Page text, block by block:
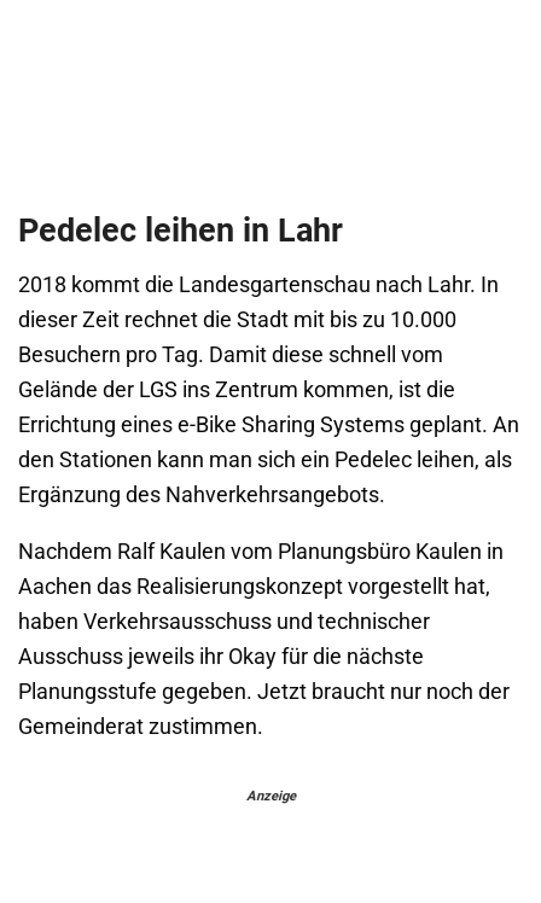
Pedelec leihen in Lahr
2018 kommt die Landesgartenschau nach Lahr. In
dieser Zeit rechnet die Stadt mit bis zu 10.000
Besuchern pro Tag. Damit diese schnell vom
Gelände der LGS ins Zentrum kommen, ist die
Errichtung eines e-Bike Sharing Systems geplant. An
den Stationen kann man sich ein Pedelec leihen, als
Ergänzung des Nahverkehrsangebots.
Nachdem Ralf Kaulen vom Planungsbüro Kaulen in
Aachen das Realisierungskonzept vorgestellt hat,
haben Verkehrsausschuss und technischer
Ausschuss jeweils ihr Okay für die nächste
Planungsstufe gegeben. Jetzt braucht nur noch der
Gemeinderat zustimmen.
Anzeige